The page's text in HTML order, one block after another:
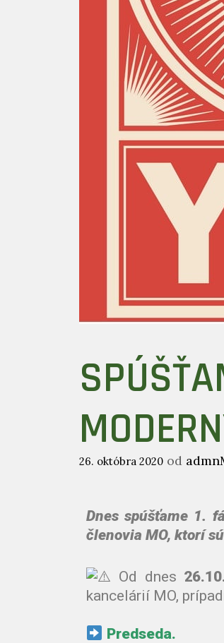
26. októbra 2020 od
Dnes spúšťame 1.
členovia MO, ktorí
Od dnes
kancelárií MO,
Predseda.